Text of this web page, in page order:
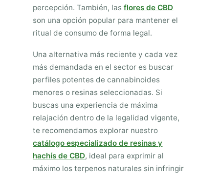
percepción. También, lasflores de CBD
son una opción popular para mantener el
ritual de consumo de forma legal.
Una alternativa más reciente y cada vez
más demandada en el sector es buscar
perfiles potentes de cannabinoides
menores o resinas seleccionadas. Si
buscas una experiencia de máxima
relajación dentro de la legalidad vigente,
te recomendamos explorar nuestro
catálogo especializado de resinas y
hachís de CBD, ideal para exprimir al
máximo los terpenos naturales sin infringir